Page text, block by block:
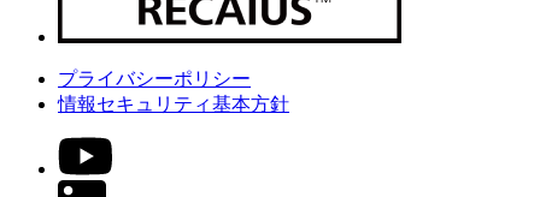
プライバシーポリシー
情報セキュリティ基本方針